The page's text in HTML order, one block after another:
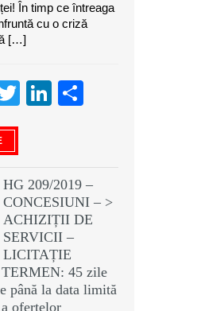
În timp ce întreaga
cu o criză
[…]
TwitterLinkedIn
HG 209/2019 –
CONCESIUNI – >
ACHIZIȚII DE
SERVICII –
LICITAȚIE
45 zile
până la data limită
ofertelor